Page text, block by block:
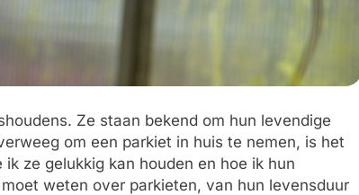
Ze staan bekend om hun levendige
om een parkiet in huis te nemen, is het
ze gelukkig kan houden en hoe ik hun
weten over parkieten, van hun levensduur